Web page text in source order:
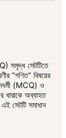
সেটটিতে
“গণিত” বিষয়ের
(MCQ) ও
অব্যাহত
সেটটি সমাধান